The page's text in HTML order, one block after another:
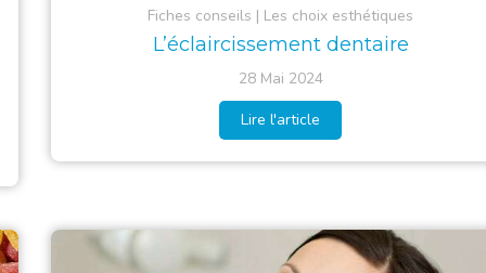
Fiches conseils Les choix esthétiques
L’éclaircissement dentaire
28 Mai 2024
Lire l'article